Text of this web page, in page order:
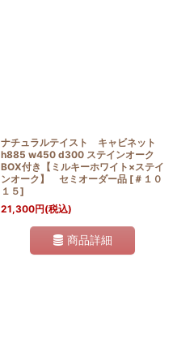
ナチュラルテイスト キャビネット
h885 w450 d300 ステインオーク
BOX付き【ミルキーホワイト×ステイ
ンオーク】 セミオーダー品 [ ＃１０
１５]
21,300円(税込)
商品詳細